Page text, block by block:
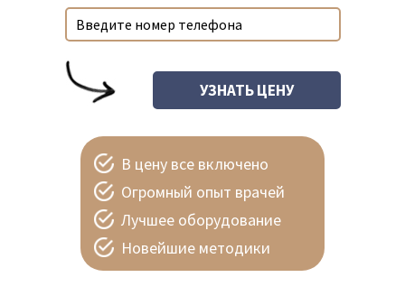
В цену все включено
Огромный опыт врачей
Лучшее оборудование
Новейшие методики